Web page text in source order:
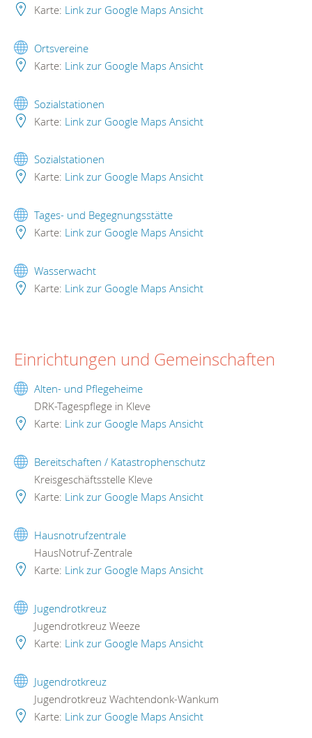
Karte: Link zur Google Maps Ansicht
Ortsvereine
Karte: Link zur Google Maps Ansicht
Sozialstationen
Karte: Link zur Google Maps Ansicht
Sozialstationen
Karte: Link zur Google Maps Ansicht
Tages- und Begegnungsstätte
Karte: Link zur Google Maps Ansicht
Wasserwacht
Karte: Link zur Google Maps Ansicht
Einrichtungen und Gemeinschaften
Alten- und Pflegeheime
DRK-Tagespflege in Kleve
Karte: Link zur Google Maps Ansicht
Bereitschaften / Katastrophenschutz
Kreisgeschäftsstelle Kleve
Karte: Link zur Google Maps Ansicht
Hausnotrufzentrale
HausNotruf-Zentrale
Karte: Link zur Google Maps Ansicht
Jugendrotkreuz
Jugendrotkreuz Weeze
Karte: Link zur Google Maps Ansicht
Jugendrotkreuz
Jugendrotkreuz Wachtendonk-Wankum
Karte: Link zur Google Maps Ansicht